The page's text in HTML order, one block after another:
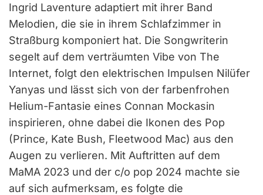
Ingrid Laventure adaptiert mit ihrer Band
Melodien, die sie in ihrem Schlafzimmer in
Straßburg komponiert hat. Die Songwriterin
segelt auf dem verträumten Vibe von The
Internet, folgt den elektrischen Impulsen Nilüfer
Yanyas und lässt sich von der farbenfrohen
Helium-Fantasie eines Connan Mockasin
inspirieren, ohne dabei die Ikonen des Pop
(Prince, Kate Bush, Fleetwood Mac) aus den
Augen zu verlieren. Mit Auftritten auf dem
MaMA 2023 und der c/o pop 2024 machte sie
auf sich aufmerksam, es folgte die